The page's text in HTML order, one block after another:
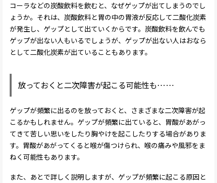
コーラなどの炭酸飲料を飲むと、なぜゲップが出てしまうのでし
ょうか。それは、炭酸飲料と胃の中の胃液が反応して二酸化炭素
が発生し、ゲップとして出ていくからです。炭酸飲料を飲んでも
ゲップが出ない人もいるでしょうが、ゲップが出ない人はおなら
として二酸化炭素が出ていることもあります。
放っておくと二次障害が起こる可能性も……
ゲップが頻繁に出るのを放っておくと、さまざまな二次障害が起
こるかもしれません。ゲップが頻繁に出ていると、胃酸があがっ
てきて苦しい思いをしたり胸やけを起こしたりする場合がありま
す。胃酸があがってくると喉が傷つけられ、喉の痛みや風邪をま
ねく可能性もあります。
また、あとで詳しく説明しますが、ゲップが頻繁に起こる原因と